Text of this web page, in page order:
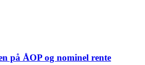
på ÅOP og nominel rente